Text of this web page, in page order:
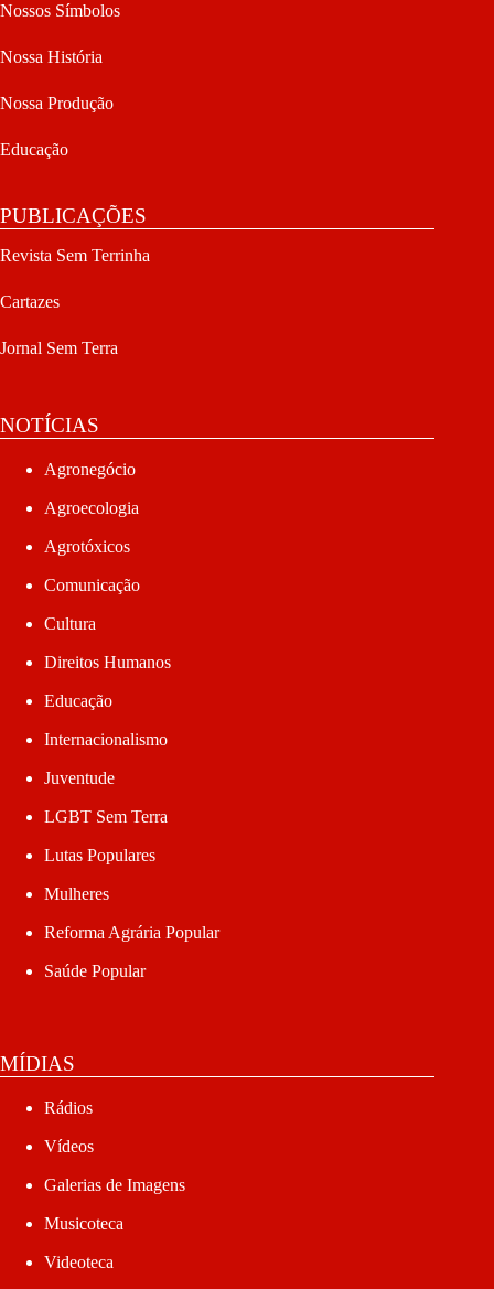
Nossos Símbolos
Nossa História
Nossa Produção
Educação
PUBLICAÇÕES
Revista Sem Terrinha
Cartazes
Jornal Sem Terra
NOTÍCIAS
Agronegócio
Agroecologia
Agrotóxicos
Comunicação
Cultura
Direitos Humanos
Educação
Internacionalismo
Juventude
LGBT Sem Terra
Lutas Populares
Mulheres
Reforma Agrária Popular
Saúde Popular
MÍDIAS
Rádios
Vídeos
Galerias de Imagens
Musicoteca
Videoteca